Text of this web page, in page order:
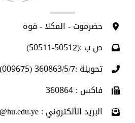
حضرموت - المكلا - فوه
ص ب :(50512-50511)
تحويلة :360863/5/7 (009675)
فاكس : 360864
البريد الألكتروني : info@hu.edu.ye